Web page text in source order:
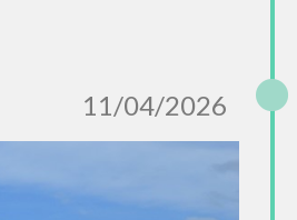
11/04/2026